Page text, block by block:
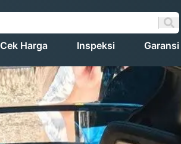
Cek Harga Inspeksi Garansi